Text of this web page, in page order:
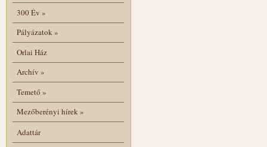
300 Év »
Pályázatok»
Orlai Ház
Archív »
Temető»
Mezőberényi hírek»
Adattár